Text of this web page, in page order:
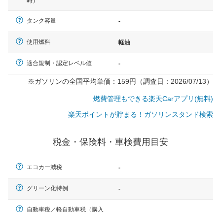
一般的な車体のサイズの目安
タンク容量 -
使用燃料 軽油
適合規制・認定レベル値 -
※ガソリンの全国平均単価：159円（調査日：2026/07/13）
燃費管理もできる楽天Carアプリ(無料)
楽天ポイントが貯まる！ガソリンスタンド検索
税金・保険料・車検費用目安
エコカー減税 -
グリーン化特例 -
自動車税／軽自動車税（購入